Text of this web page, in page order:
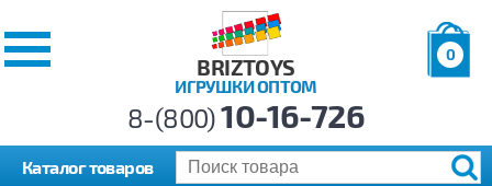
BRIZTOYS
ИГРУШКИ ОПТОМ
0
р.
8-(800)10-16-726
Каталог товаров